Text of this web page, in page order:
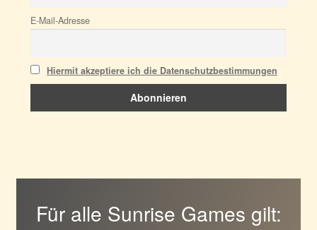
E-Mail-Adresse
Hiermit akzeptiere ich die Datenschutzbestimmungen
Für alle Sunrise Games gilt: